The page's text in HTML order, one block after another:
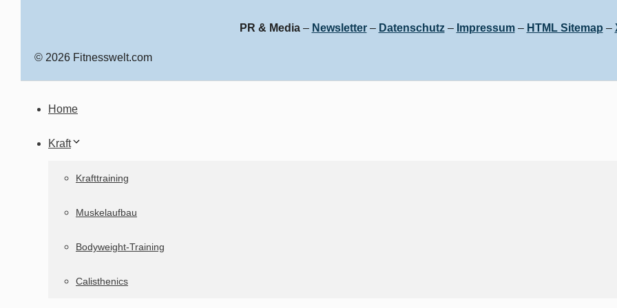
PR & Media– Newsletter– Datenschutz– Impressum– HTML Sitemap –
© 2026 Fitnesswelt.com
Home
Kraft
Krafttraining
Muskelaufbau
Bodyweight-Training
Calisthenics